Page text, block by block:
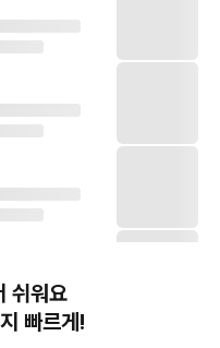
쉬워요
빠르게!